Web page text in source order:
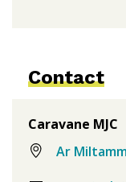
Contact
Caravane MJC
Ar